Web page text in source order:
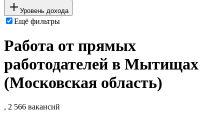
Уровень дохода
Ещё фильтры
Работа от прямых
работодателей в Мытищах
(Московская область)
, 2 566 вакансий